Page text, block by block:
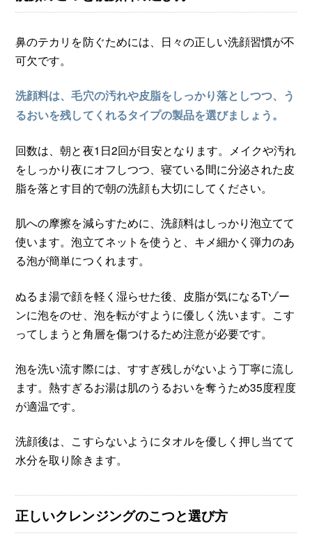
鼻のテカリを防ぐためには、日々の正しい洗顔習慣が不
可欠です。
洗顔料は、毛穴の汚れや皮脂をしっかり落としつつ、う
るおいを残してくれるタイプの製品を選びましょう。
回数は、朝と夜1日2回が目安となります。メイクや汚れ
をしっかり夜にオフしつつ、寝ている間に分泌された皮
脂を落とす目的で朝の洗顔も大切にしてください。
肌への摩擦を減らすために、洗顔料はしっかり泡立てて
使います。泡立てネットを使うと、キメ細かく弾力のあ
る泡が簡単につくれます。
ぬるま湯で顔を軽く湿らせた後、皮脂が気になるTゾー
ンに泡をのせ、泡を転がすように優しく洗います。こす
ってしまうと角層を傷つけるため注意が必要です。
泡を洗い流す際には、すすぎ残しがないよう丁寧に流し
ます。熱すぎるお湯は肌のうるおいを奪うため35度程度
が適温です。
洗顔後は、こすらないようにタオルを優しく押し当てて
水分を取り除きます。
正しいクレンジングのこつと選び方